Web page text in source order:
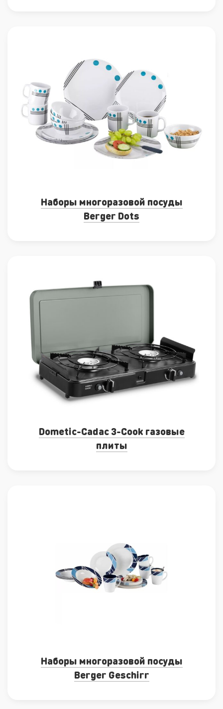
Наборы многоразовой посуды
Berger Dots
Dometic-Cadac 3-Cook газовые
плиты
Наборы многоразовой посуды
Berger Geschirr